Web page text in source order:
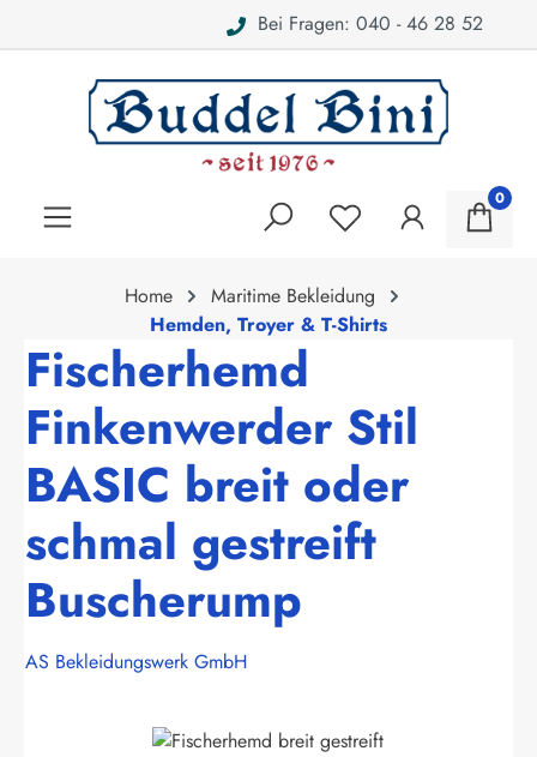
Bei Fragen: 040 - 46 28 52
0
Home
Maritime Bekleidung
Hemden, Troyer & T-Shirts
Fischerhemd
Finkenwerder Stil
BASIC breit oder
schmal gestreift
Buscherump
AS Bekleidungswerk GmbH
Bildergalerie überspringen